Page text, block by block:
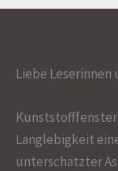
Liebe Leserinnen
Langlebigkeit
unterschätzter